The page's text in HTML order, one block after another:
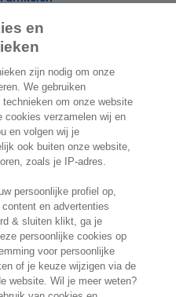
klaar om je te
en
zijn nodig om onze
We gebruiken
om onze website
cookies verzamelen wij en
en volgen wij je
ook buiten onze website,
zoals je IP-adres.
persoonlijke profiel op,
en advertenties
& sluiten klikt, ga je
persoonlijke cookies op
voor persoonlijke
of je keuze wijzigen via de
website. Wil je meer weten?